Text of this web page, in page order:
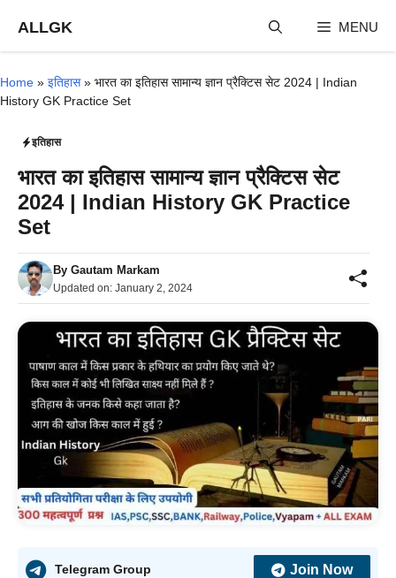
content
ALLGK MENU
Home » इतिहास» भारत का इतिहास सामान्य ज्ञान प्रैक्टिस सेट 2024 | Indian
History GK Practice Set
इतिहास
भारत का इतिहास सामान्य ज्ञान प्रैक्टिस सेट
2024 | Indian History GK Practice
Set
By Gautam Markam
Updated on: January 2, 2024
Telegram Group Join Now